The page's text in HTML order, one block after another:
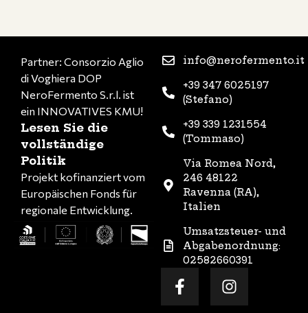
Partner: Consorzio Aglio
di Voghiera DOP
NeroFermento S.r.l. ist
ein INNOVATIVES KMU!
Lesen Sie die
vollständige
Politik
Projekt kofinanziert vom
Europäischen Fonds für
regionale Entwicklung.
info@nerofermento.it
+39 347 6025197
(Stefano)
+39 339 1231554
(Tommaso)
Via Romea Nord,
246 48122
Ravenna (RA),
Italien
Umsatzsteuer- und
Abgabenordnung:
02582660391